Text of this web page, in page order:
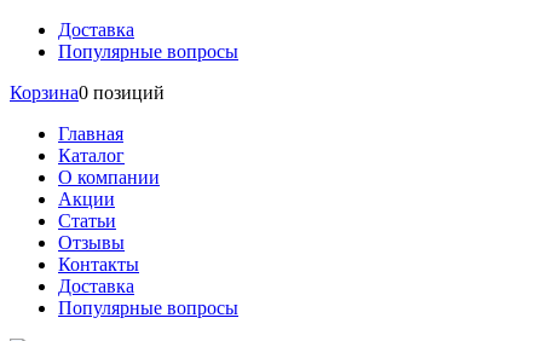
Доставка
Популярные вопросы
Корзина0 позиций
Главная
Каталог
О компании
Акции
Статьи
Отзывы
Контакты
Доставка
Популярные вопросы